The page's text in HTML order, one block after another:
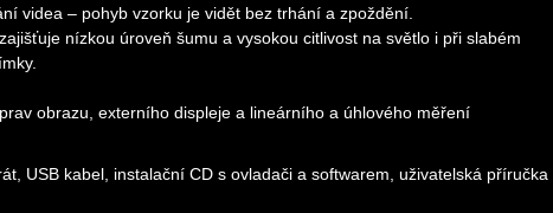
videa – pohyb vzorku je vidět bez trhání a zpoždění.
nízkou úroveň šumu a vysokou citlivost na světlo i při slabém
obrazu, externího displeje a lineárního a úhlového měření
USB kabel, instalační CD s ovladači a softwarem, uživatelská příručka